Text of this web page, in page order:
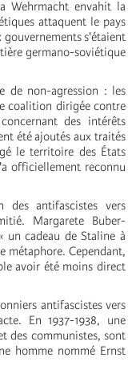
Wehrmacht envahit la
attaquent le pays
gouvernements s'étaient
germano-soviétique
de non-agression : les
coalition dirigée contre
des intérêts
été ajoutés aux traités
le territoire des États
officiellement reconnu
des antifascistes vers
Margarete Buber-
un cadeau de Staline à
métaphore. Cependant,
avoir été moins direct
antifascistes vers
En 1937-1938, une
des communistes, sont
homme nommé Ernst